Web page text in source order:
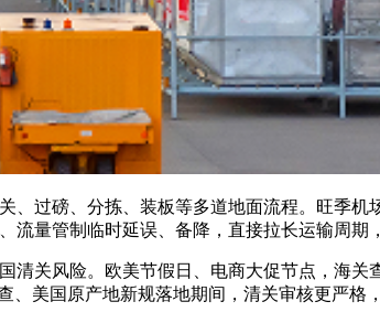
过磅、分拣、装板等多道地面流程。旺季机
量管制临时延误、备降，直接拉长运输周期
风险。欧美节假日、电商大促节点，海关
美国原产地新规落地期间，清关审核更严格